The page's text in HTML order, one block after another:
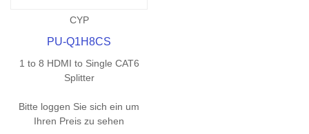
CYP
PU-Q1H8CS
1 to 8 HDMI to Single CAT6
Splitter
Bitte loggen Sie sich ein um
Ihren Preis zu sehen